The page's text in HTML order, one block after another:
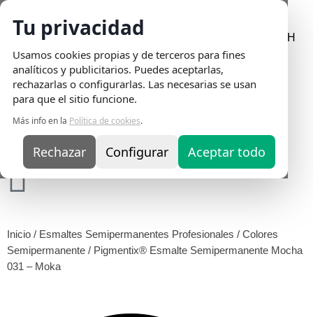
Tu privacidad
Usamos cookies propias y de terceros para fines
analíticos y publicitarios. Puedes aceptarlas,
rechazarlas o configurarlas. Las necesarias se usan
para que el sitio funcione.
Más info en la Política de cookies.
Rechazar Configurar Aceptar todo
Envio Gratisen pedidos superiores a 75€ | Entrega en 24H
Inicio / Esmaltes Semipermanentes Profesionales / Colores
Semipermanente / Pigmentix® Esmalte Semipermanente Mocha
031 – Moka